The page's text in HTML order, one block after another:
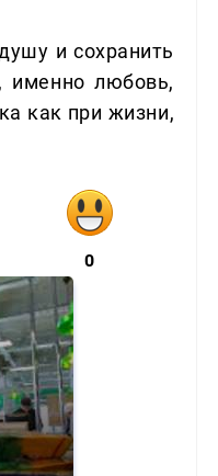
и сохранить
именно любовь,
как при жизни,
0